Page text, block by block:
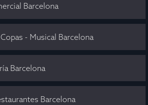
Barcelona
- Musical Barcelona
Barcelona
Barcelona